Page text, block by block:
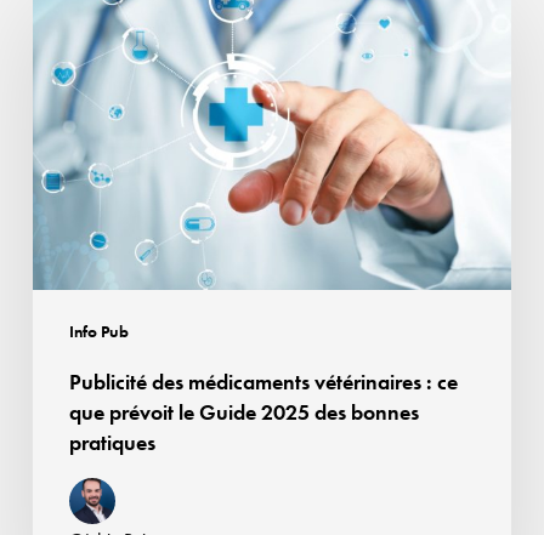
Info Pub
médicaments
vétérinaires
ce
que
Guide
2025
bonnes
pratiques
Publicité des médicaments vétérinaires : ce
que prévoit le Guide 2025 des bonnes
pratiques